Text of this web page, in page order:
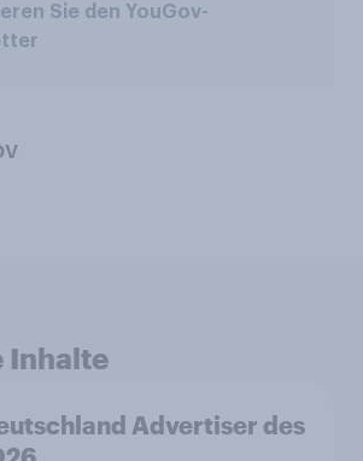
Sie den YouGov-
Inhalte
Advertiser des